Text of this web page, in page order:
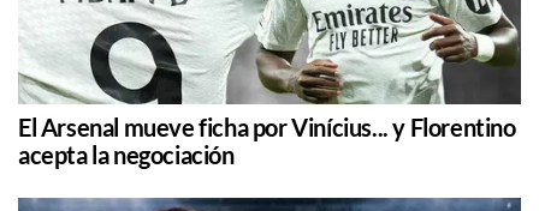
El Arsenal mueve ficha por Vinícius... y Florentino
acepta la negociación